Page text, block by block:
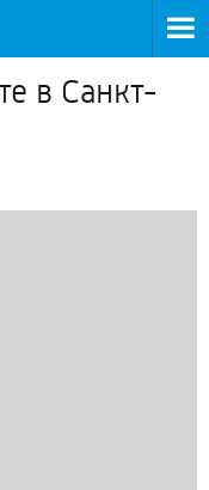
в Санкт-